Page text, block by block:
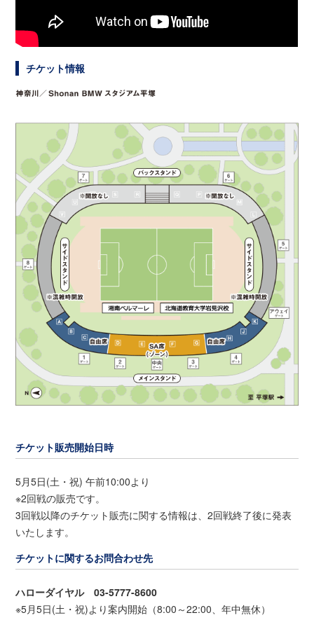
チケット情報
チケット販売開始日時
5月5日(土・祝) 午前10:00より
※2回戦の販売です。
3回戦以降のチケット販売に関する情報は、2回戦終了後に発表
いたします。
チケットに関するお問合わせ先
ハローダイヤル 03-5777-8600
※5月5日(土・祝)より案内開始（8:00～22:00、年中無休）